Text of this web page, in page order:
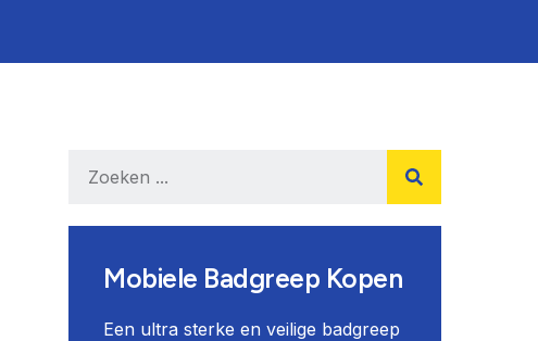
Mobiele Badgreep Kopen
Een ultra sterke en veilige badgreep